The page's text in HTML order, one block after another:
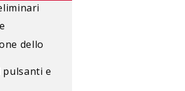
dello
pulsanti e